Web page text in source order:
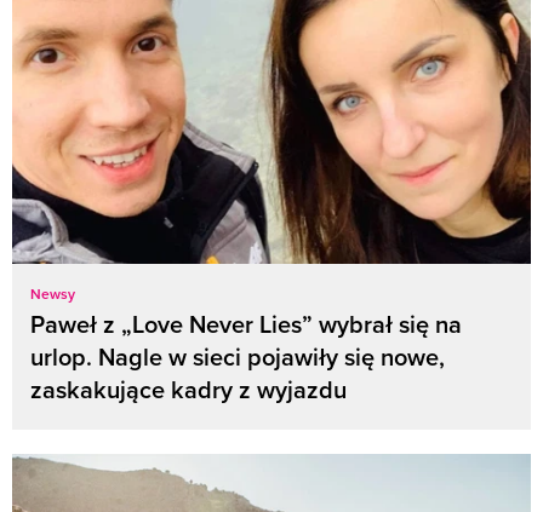
Newsy
Paweł z „Love Never Lies” wybrał się na
urlop. Nagle w sieci pojawiły się nowe,
zaskakujące kadry z wyjazdu